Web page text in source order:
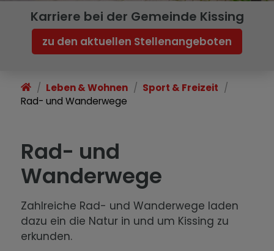
Planen & Bauen
Umwelt & Energie
Wirtschaft & Gewerbe
Ortsgeschichte
Karriere bei der Gemeinde Kissing
zu den aktuellen Stellenangeboten
Leben & Wohnen
Sport & Freizeit
Rad- und Wanderwege
Rad- und
Wanderwege
Zahlreiche Rad- und Wanderwege laden
dazu ein die Natur in und um Kissing zu
erkunden.